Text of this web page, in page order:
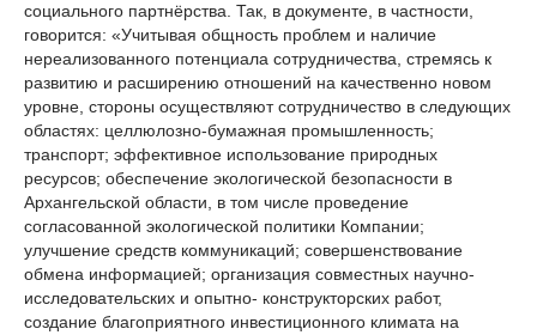
социального партнёрства. Так, в документе, в частности,
говорится: «Учитывая общность проблем и наличие
нереализованного потенциала сотрудничества, стремясь к
развитию и расширению отношений на качественно новом
уровне, стороны осуществляют сотрудничество в следующих
областях: целлюлозно-бумажная промышленность;
транспорт; эффективное использование природных
ресурсов; обеспечение экологической безопасности в
Архангельской области, в том числе проведение
согласованной экологической политики Компании;
улучшение средств коммуникаций; совершенствование
обмена информацией; организация совместных научно-
исследовательских и опытно- конструкторских работ,
создание благоприятного инвестиционного климата на